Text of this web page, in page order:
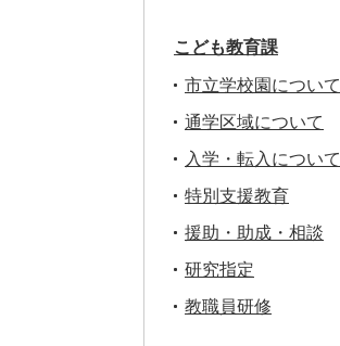
こども教育課
市立学校園について
通学区域について
入学・転入について
特別支援教育
援助・助成・相談
研究指定
教職員研修